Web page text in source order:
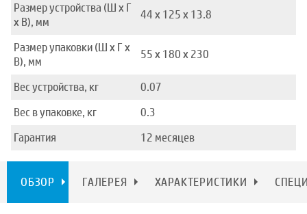
Размер устройства (Ш x Г
x В), мм
44 x 125 x 13.8
Размер упаковки (Ш x Г x
В), мм
55 x 180 x 230
Вес устройства, кг
0.07
Вес в упаковке, кг
0.3
Гарантия
12 месяцев
ОБЗОР ГАЛЕРЕЯ ХАРАКТЕРИСТИКИ